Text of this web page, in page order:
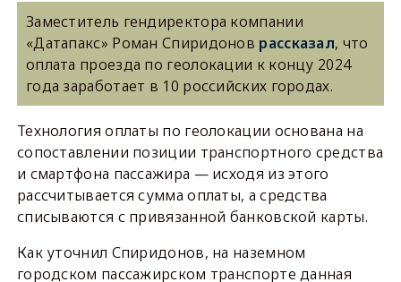
Заместитель гендиректора компании
«Датапакс» Роман Спиридонов рассказал, что
оплата проезда по геолокации к концу 2024
года заработает в 10 российских городах.
Технология оплаты по геолокации основана на
сопоставлении позиции транспортного средства
и смартфона пассажира — исходя из этого
рассчитывается сумма оплаты, а средства
списываются с привязанной банковской карты.
Как уточнил Спиридонов, на наземном
городском пассажирском транспорте данная